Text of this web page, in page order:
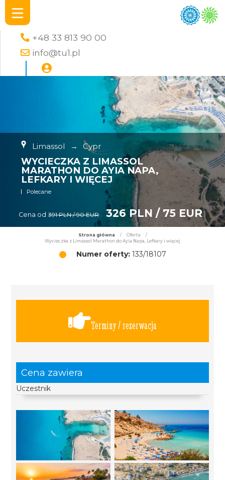
+48 33 813 90 00
info@tu1.pl
Limassol → Cypr
WYCIECZKA Z LIMASSOL
MARATHON DO AYIA NAPA,
LEFKARY I WIĘCEJ
Polecane
Cena od 391 PLN / 90 EUR 326 PLN / 75 EUR
Strona główna / Oferta
/
Wycieczka z Limassol Marathon do Ayia Napa, Lefkary i więcej
Numer oferty:133/18107
Terminy / rezerwacja
Cena zawiera
Uczestnik